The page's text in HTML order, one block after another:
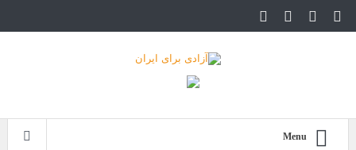
Menu